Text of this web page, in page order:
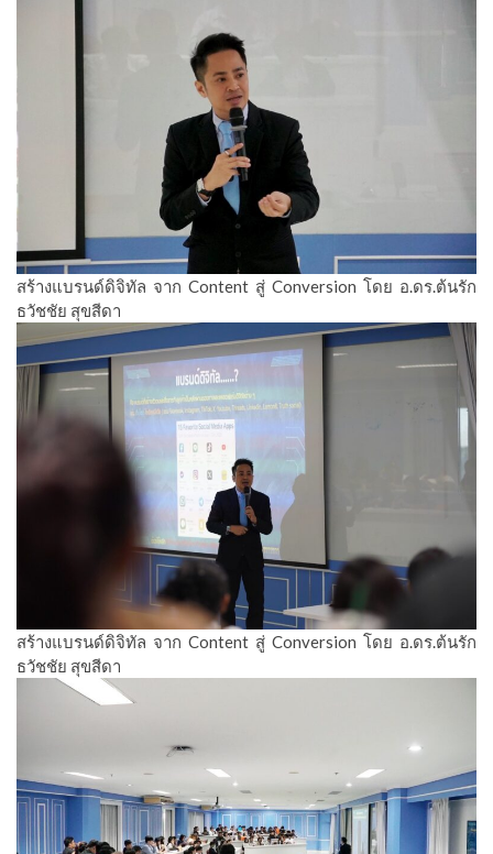
สร้างแบรนด์ดิจิทัล จาก Content สู่ Conversion โดย อ.ดร.ต้นรัก
ธวัชชัย สุขสีดา
สร้างแบรนด์ดิจิทัล จาก Content สู่ Conversion โดย อ.ดร.ต้นรัก
ธวัชชัย สุขสีดา